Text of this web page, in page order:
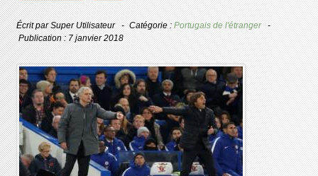
Écrit parSuper Utilisateur Catégorie :Portugais de l'étranger
Publication : 7 janvier 2018